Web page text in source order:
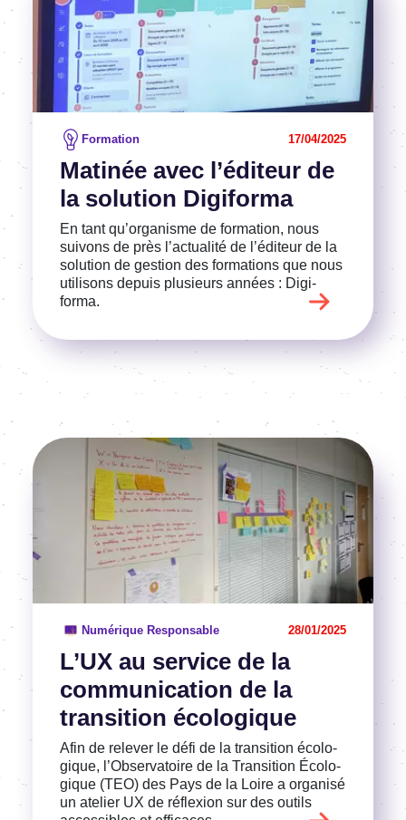
Mati­née avec l’édi­teur de
la solu­tion Digi­forma
Formation 17/04/2025
En tant qu’or­ga­nisme de forma­tion, nous
suivons de près l’ac­tua­lité de l’édi­teur de la
solu­tion de gestion des forma­tions que nous
utili­sons depuis plusieurs années : Digi­
forma.
L’UX au service de la
commu­ni­ca­tion de la
tran­si­tion écolo­gique
Numérique Responsable 28/01/2025
Afin de rele­ver le défi de la tran­si­tion écolo­
gique, l’Ob­ser­va­toire de la Tran­si­tion Écolo­
gique (TEO) des Pays de la Loire a orga­nisé
un atelier UX de réflexion sur des outils
Voir l'article
Image